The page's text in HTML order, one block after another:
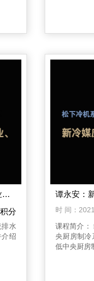
区、成品
陈黎：排水及湿垃圾处理技术在餐饮工业、中央厨房的应用
积分
水
绍
谭永安：
时 间：
课程简介：
央厨房制冷
低中央厨房